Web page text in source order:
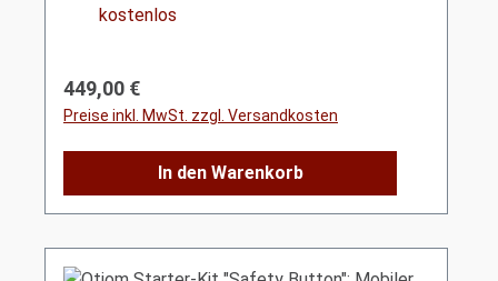
kostenlos
Regulärer Preis:
449,00 €
Preise inkl. MwSt. zzgl. Versandkosten
In den Warenkorb